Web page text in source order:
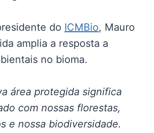
do ICMBio, Mauro
amplia a resposta a
no bioma.
área protegida significa
com nossas florestas,
e nossa biodiversidade.